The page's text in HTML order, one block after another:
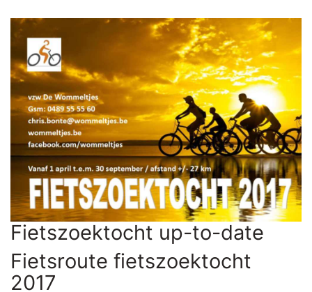
Fietszoektocht up-to-date
Fietsroute fietszoektocht
2017